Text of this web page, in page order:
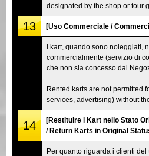
designated by the shop or tour
13 [Uso Commerciale /
I kart, quando sono noleggiati,
commercialmente (servizio di
che non sia concesso dal
Rented karts are not permitted
services, advertising) without
14
[Restituire i Kart nello Stato
/ Return Karts in Original
Per quanto riguarda i clienti